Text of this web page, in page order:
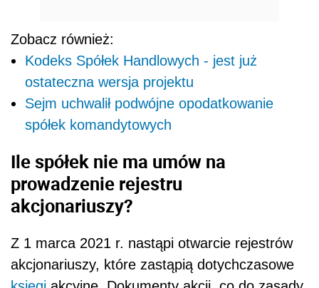
Zobacz również:
Kodeks Spółek Handlowych - jest już
ostateczna wersja projektu
Sejm uchwalił podwójne opodatkowanie
spółek komandytowych
Ile spółek nie ma umów na
prowadzenie rejestru
akcjonariuszy?
Z 1 marca 2021 r. nastąpi otwarcie rejestrów
akcjonariuszy, które zastąpią dotychczasowe